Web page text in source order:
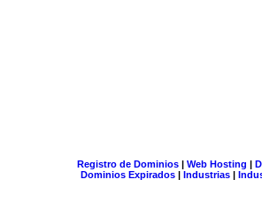
Registro de Dominios| Web Hosting |
Dominios Expirados | Industrias |